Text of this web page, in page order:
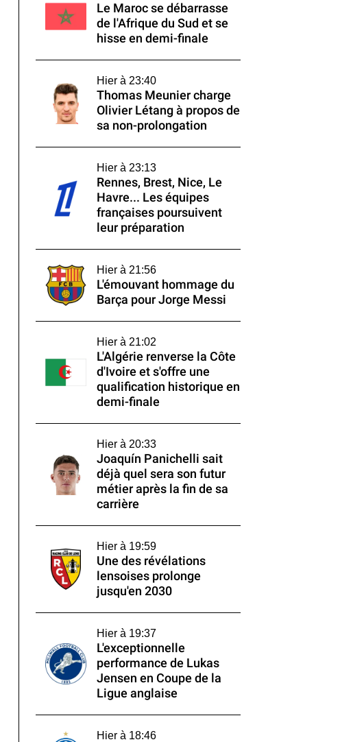
Le Maroc se débarrasse
de l'Afrique du Sud et se
hisse en demi-finale
Hier à 23:40
Thomas Meunier charge
Olivier Létang à propos de
sa non-prolongation
Hier à 23:13
Rennes, Brest, Nice, Le
Havre... Les équipes
françaises poursuivent
leur préparation
Hier à 21:56
L'émouvant hommage du
Barça pour Jorge Messi
Hier à 21:02
L'Algérie renverse la Côte
d'Ivoire et s'offre une
qualification historique en
demi-finale
Hier à 20:33
Joaquín Panichelli sait
déjà quel sera son futur
métier après la fin de sa
carrière
Hier à 19:59
Une des révélations
lensoises prolonge
jusqu'en 2030
Hier à 19:37
L'exceptionnelle
performance de Lukas
Jensen en Coupe de la
Ligue anglaise
Hier à 18:46